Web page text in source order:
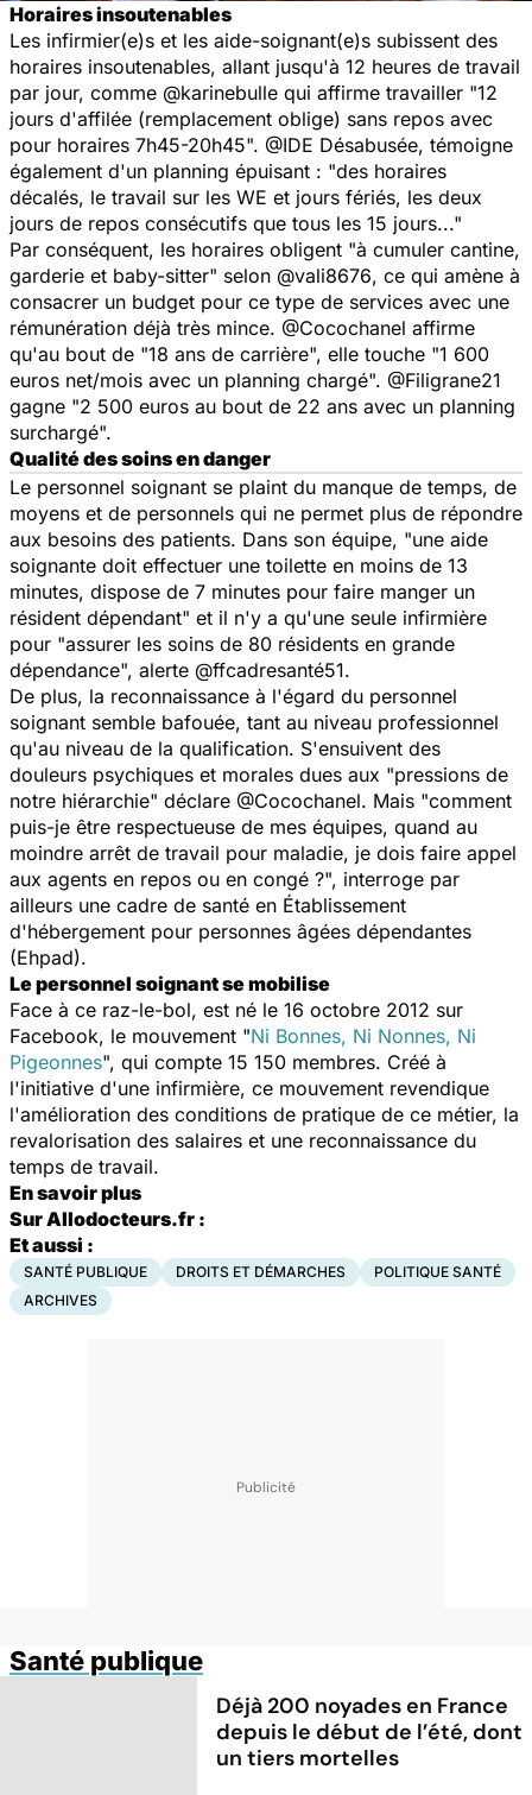
Horaires insoutenables
Les infirmier(e)s et les aide-soignant(e)s subissent des
horaires insoutenables, allant jusqu'à 12 heures de travail
par jour, comme @karinebulle qui affirme travailler "12
jours d'affilée (remplacement oblige) sans repos avec
pour horaires 7h45-20h45". @IDE Désabusée, témoigne
également d'un planning épuisant : "des horaires
décalés, le travail sur les WE et jours fériés, les deux
jours de repos consécutifs que tous les 15 jours..."
Par conséquent, les horaires obligent "à cumuler cantine,
garderie et baby-sitter" selon @vali8676, ce qui amène à
consacrer un budget pour ce type de services avec une
rémunération déjà très mince. @Cocochanel affirme
qu'au bout de "18 ans de carrière", elle touche "1 600
euros net/mois avec un planning chargé". @Filigrane21
gagne "2 500 euros au bout de 22 ans avec un planning
surchargé".
Qualité des soins en danger
Le personnel soignant se plaint du manque de temps, de
moyens et de personnels qui ne permet plus de répondre
aux besoins des patients. Dans son équipe, "une aide
soignante doit effectuer une toilette en moins de 13
minutes, dispose de 7 minutes pour faire manger un
résident dépendant" et il n'y a qu'une seule infirmière
pour "assurer les soins de 80 résidents en grande
dépendance", alerte @ffcadresanté51.
De plus, la reconnaissance à l'égard du personnel
soignant semble bafouée, tant au niveau professionnel
qu'au niveau de la qualification. S'ensuivent des
douleurs psychiques et morales dues aux "pressions de
notre hiérarchie" déclare @Cocochanel. Mais "comment
puis-je être respectueuse de mes équipes, quand au
moindre arrêt de travail pour maladie, je dois faire appel
aux agents en repos ou en congé ?", interroge par
ailleurs une cadre de santé en Établissement
d'hébergement pour personnes âgées dépendantes
(Ehpad).
Le personnel soignant se mobilise
Face à ce raz-le-bol, est né le 16 octobre 2012 sur
Facebook, le mouvement "Ni Bonnes, Ni Nonnes, Ni
Pigeonnes", qui compte 15 150 membres. Créé à
l'initiative d'une infirmière, ce mouvement revendique
l'amélioration des conditions de pratique de ce métier, la
revalorisation des salaires et une reconnaissance du
temps de travail.
En savoir plus
Sur Allodocteurs.fr :
Et aussi :
SANTÉ PUBLIQUE DROITS ET DÉMARCHES
POLITIQUE SANTÉ
ARCHIVES
Santé publique
Déjà 200 noyades en France
depuis le début de l’été, dont
un tiers mortelles